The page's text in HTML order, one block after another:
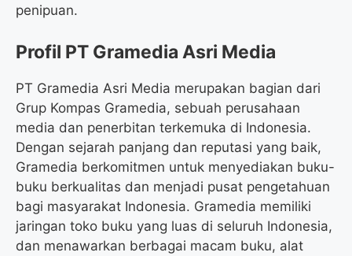
penipuan.
Profil PT Gramedia Asri Media
PT Gramedia Asri Media merupakan bagian dari
Grup Kompas Gramedia, sebuah perusahaan
media dan penerbitan terkemuka di Indonesia.
Dengan sejarah panjang dan reputasi yang baik,
Gramedia berkomitmen untuk menyediakan buku-
buku berkualitas dan menjadi pusat pengetahuan
bagi masyarakat Indonesia. Gramedia memiliki
jaringan toko buku yang luas di seluruh Indonesia,
dan menawarkan berbagai macam buku, alat